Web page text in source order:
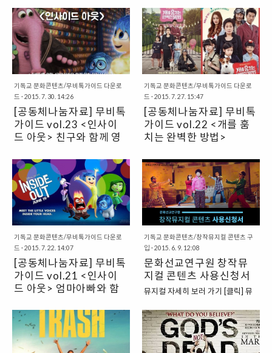
봤다면, 누구나 함께 영화에 대해,
서로의 신앙과 가치관에 대해 이야
기 나눌 수 있도록 준비했습니다.
PDF 파일을 다운로드, A4 종이에
출력해 사용하세요.
www.facebook.com/cricum이나
cricumorg@naver.com 으로 활동
한 사진과 느낀 ..
봤다면, 누구나 함께 영화에 대해,
서로의 신앙과 가치관에 대해 이야
기 나눌 수 있도록 준비했습니다.
PDF 파일을 다운로드, A4 종이에
출력해 사용하세요.
www.facebook.com/cricum이나
cricum1@naver.com으로 활동한
사진과 느낀 점을 보..
를 반영하고 사회적 의미를 생산해
내는 힘을 가지고 있기에 매우 중요
합니다. 때문에 그리스도인으로서
영화 ‘읽기’는 하나님 나라의 가치를
이 땅에 펼치며 ‘어떻게 살 것인지＇
를 묻는 것과 결코 무관하지 않습니
다. 이러한 관점에서 문화선교연구
원에서 영화를 본 후, 신앙적 관점에
서 영화를 해석하고 함께 이야기 할
수 있도록 나눔자료를 제공해 드립
니다. 이번 영화는 입니다. 영화 를
서로의 신앙과 가치관에 대해 이야
기 나눌 수 있도록 준비했습니다.
PDF 파일을 다운로드, A4 종이에
출력해 사용하세요.
www.facebook.com/cricum이나
cricum1@naver.com으로 활동한
사진과 느낀 점을 보..
를 생산해내는 힘을 가지고 있기에
매우 중요합니다. 때문에 그리스도
인으로서 영화 ‘읽기’는 하나님 나라
의 가치를 이 땅에 펼치며 ‘어떻게
살 것인지'를 묻는 것과 결코 무관하
지 않습니다. 이러한 관점에서 문화
선교연구원에서 영화를 본 후, 신앙
적 관점에서 영화를 해석하고 함께
이야기 할 수 있도록 나눔자료를 제
공해 드립니다. 이번 영화는 입니다.
영화를 보고 친구와, 신앙 공동체와
습니다. A4 종이에 출력해 사용하
세요.
www.facebook.com/cricum이나
cricum1@naver.com으로 활동한
사진과 느낀 점을 보내주시면 소정
의 선물을 드려요. * 셀마 리뷰 보기
① 강형일 전도사의 리뷰 ② ..
기독교 문화콘텐츠/무비톡가이드 다운로
드 · 2015. 7. 30. 14:26
[공동체나눔자료] 무비톡
가이드 vol.23 <인사이
드 아웃> 친구와 함께 영
와 함께 영화 읽기 나 읽기 영화는
시대의 사회문화를 반영하고 사회
적 의미를 생산해내는 힘을 가지고
있기에 매우 중요합니다. 때문에 그
리스도인으로서 영화 ‘읽기’는 하나
님 나라의 가치를 이 땅에 펼치며
‘어떻게 살 것인지＇를 묻는 것과 결
코 무관하지 않습니다. 이러한 관점
에서 문화선교연구원에서 영화를
본 후, 신앙적 관점에서 영화를 해석
하고 함께 이야기 할 수 있도록 나눔
는 입니다. 친구나 연인/배우자가
함께 영화를 보고 나 자신의 감정과
서로에 대해 함께 이야기 나눌 수 있
도록 준비했습니다. A4 종이에 출
기독교 문화콘텐츠/무비톡가이드 다운로
드 · 2015. 7. 27. 15:47
[공동체나눔자료] 무비톡
가이드 vol.22 <개를 훔
치는 완벽한 방법>
양면출력, 반으로 접어 사용하시면
좋습니다.
기독교 문화콘텐츠/무비톡가이드 다운로
드 · 2015. 7. 22. 14:07
[공동체나눔자료] 무비톡
가이드 vol.21 <인사이
드 아웃> 엄마아빠와 함
아빠와 함께 영화 읽기 나 읽기 영화
는 시대의 사회문화를 반영하고 사
회적 의미를 생산해내는 힘을 가지
기독교 문화콘텐츠/창작뮤지컬 콘텐츠 구
입 · 2015. 6. 9. 12:08
문화선교연구원 창작뮤
지컬 콘텐츠 사용신청서
뮤지컬 자세히 보러 가기 [클릭] 뮤
컬 자세히 보러 가기 [클릭] 로드
중...